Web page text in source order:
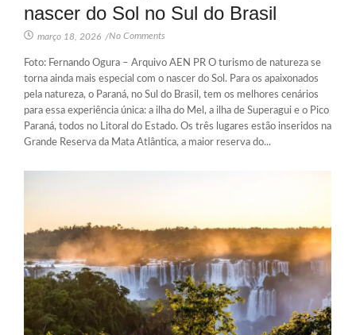
nascer do Sol no Sul do Brasil
março 18, 2026 /No Comments
Foto: Fernando Ogura – Arquivo AEN PR O turismo de natureza se
torna ainda mais especial com o nascer do Sol. Para os apaixonados
pela natureza, o Paraná, no Sul do Brasil, tem os melhores cenários
para essa experiência única: a ilha do Mel, a ilha de Superagui e o Pico
Paraná, todos no Litoral do Estado. Os três lugares estão inseridos na
Grande Reserva da Mata Atlântica, a maior reserva do...